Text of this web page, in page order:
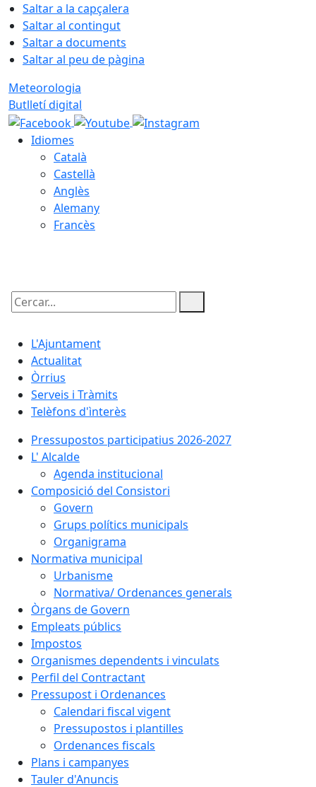
Saltar a la capçalera
Saltar al contingut
Saltar a documents
Saltar al peu de pàgina
Meteorologia
Butlletí digital
Idiomes
Català
Castellà
Anglès
Alemany
Francès
Cercar:
L'Ajuntament
Actualitat
Òrrius
Serveis i Tràmits
Telèfons d'ìnterès
Pressupostos participatius 2026-2027
L' Alcalde
Agenda institucional
Composició del Consistori
Govern
Grups polítics municipals
Organigrama
Normativa municipal
Urbanisme
Normativa/ Ordenances generals
Òrgans de Govern
Empleats públics
Impostos
Organismes dependents i vinculats
Perfil del Contractant
Pressupost i Ordenances
Calendari fiscal vigent
Pressupostos i plantilles
Ordenances fiscals
Plans i campanyes
Tauler d'Anuncis